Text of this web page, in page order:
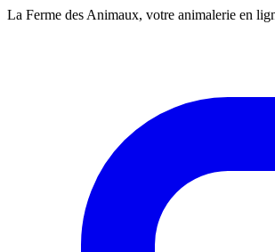
La Ferme des Animaux, votre animalerie en